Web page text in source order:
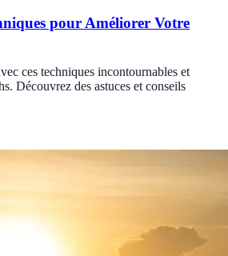
pour Améliorer Votre
ces techniques incontournables et
Découvrez des astuces et conseils